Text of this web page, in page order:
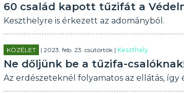
60 család kapott tűzifát a
Keszthelyre is érkezett az adományból.
KÖZÉLET | 2023. feb. 23. csütörtök | Keszthely
Ne dőljünk be a tűzifa-
Az erdészeteknél folyamatos az ellátás,